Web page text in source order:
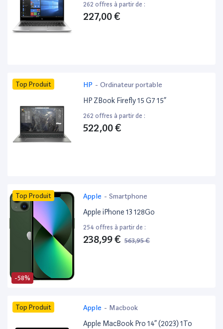
262 offres à partir de :
227,00 €
Top Produit HP - Ordinateur portable
HP ZBook Firefly 15 G7 15”
262 offres à partir de :
522,00 €
-58%
Top Produit Apple - Smartphone
Apple iPhone 13 128Go
254 offres à partir de :
238,99 € 563,95 €
Top Produit Apple - Macbook
Apple MacBook Pro 14” (2023) 1To